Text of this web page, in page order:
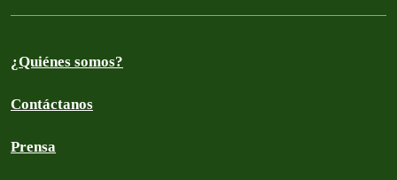
¿Quiénes somos?
Contáctanos
Prensa